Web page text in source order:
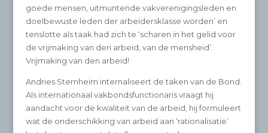
goede mensen, uitmuntende vakverenigingsleden en
doelbewuste leden der arbeidersklasse worden’ en
tenslotte als taak had zich te ‘scharen in het gelid voor
de vrijmaking van den arbeid, van de mensheid’.
Vrijmaking van den arbeid!
Andries Sternheim internaliseert de taken van de Bond.
Als internationaal vakbondsfunctionaris vraagt hij
aandacht voor de kwaliteit van de arbeid, hij formuleert
wat de onderschikking van arbeid aan ‘rationalisatie’